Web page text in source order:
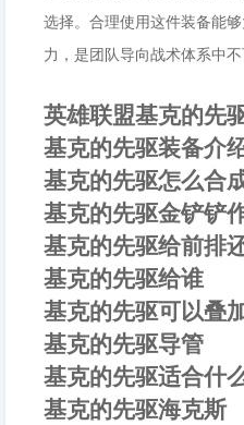
选择。合理使用这件装备能
力，是团队导向战术体系中不
英雄联盟基克的先
基克的先驱装备介
基克的先驱怎么合
基克的先驱金铲铲
基克的先驱给前排
基克的先驱给谁
基克的先驱可以叠
基克的先驱导管
基克的先驱适合什
基克的先驱海克斯